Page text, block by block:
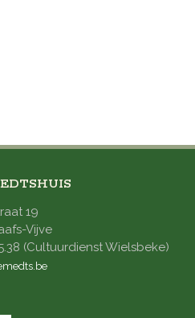
19
Vijve
(Cultuurdienst Wielsbeke)